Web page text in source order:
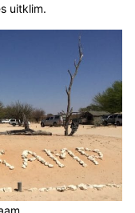
uitklim.